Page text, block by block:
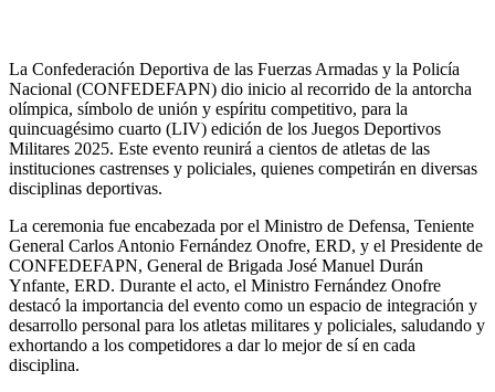
La Confederación Deportiva de las Fuerzas Armadas y la Policía
Nacional (CONFEDEFAPN) dio inicio al recorrido de la antorcha
olímpica, símbolo de unión y espíritu competitivo, para la
quincuagésimo cuarto (LIV) edición de los Juegos Deportivos
Militares 2025. Este evento reunirá a cientos de atletas de las
instituciones castrenses y policiales, quienes competirán en diversas
disciplinas deportivas.
La ceremonia fue encabezada por el Ministro de Defensa, Teniente
General Carlos Antonio Fernández Onofre, ERD, y el Presidente de
CONFEDEFAPN, General de Brigada José Manuel Durán
Ynfante, ERD. Durante el acto, el Ministro Fernández Onofre
destacó la importancia del evento como un espacio de integración y
desarrollo personal para los atletas militares y policiales, saludando y
exhortando a los competidores a dar lo mejor de sí en cada
disciplina.